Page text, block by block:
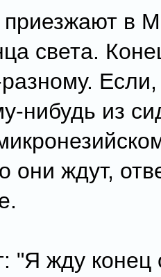
в
света.
нибудь из
они ждут,
"Я жду конец